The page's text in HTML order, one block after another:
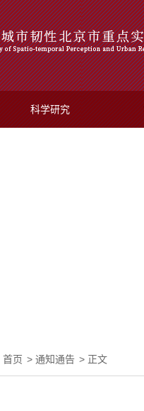
科学研究
首页 > 通知通告 > 正文